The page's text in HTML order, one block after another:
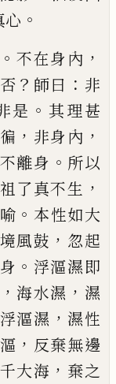
心 。
。 不在身內 ，
？ 師曰 ： 非
是 。 其理甚
， 非身內 ，
不離身 。 所以
了真不生 ，
。 本性如大
風鼓 ， 忽起
。 浮漚濕即
， 海水濕 ， 濕
浮漚濕 ， 濕性
， 反棄無邊
大海 ， 棄之